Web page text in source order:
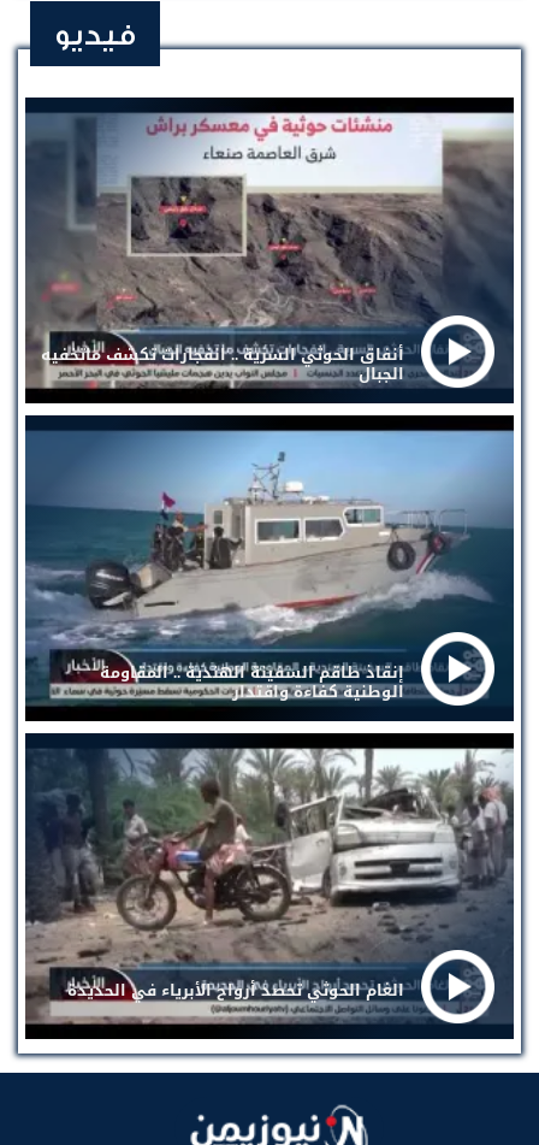
فيديو
أنفاق الحوثي السرية .. انفجارات تكشف ماتخفيه
الجبال
إنقاذ طاقم السفينة الهندية .. المقاومة
الوطنية كفاءة واقتدار
الغام الحوثي تحصد أرواح الأبرياء في الحديدة